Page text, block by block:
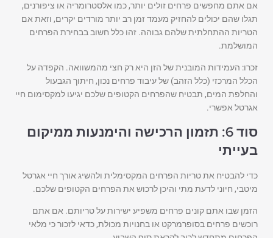
אם אתם מחפשים פרחים זולים יותר, כמו אלסטרומריה או ציפורנים,
תגלו שהם יכולים להחזיק מעמד זמן רב יותר מורדים יקרים, וזאת אם
הטריות ההתחלתית שלהם גבוהה. זהו כלל חשוב בבחירת הפרחים
המושלמת.
זכרו: העמידות המובנית של הזן היא רק חצי מהמשוואה. הקפדה על
הכלל המרכזי (כלל הזהב) של עיבוד פרחים נכון, חיתוך הגבעול
והחלפת המים, תבטיח שהפרחים הקטופים שלכם יגיעו למקסימום חיי
אגרטל אפשרי.
סוד 6: תזמון הרכישה והימנעות ממיקום
בעייתי
כדי להבטיח את טריות הפרחים המקסימלית ולהשיג אורך חיי אגרטל
מיטבי, חיוני לדעת מתי והיכן לרכוש את הפרחים הקטופים שלכם.
הזמן שבו אתם קונים פרחים משפיע ישירות על טריותם. אם אתם
רוכשים פרחים בסופרמרקט או בחנויות מכולת, כדאי לזכור כי מלאי